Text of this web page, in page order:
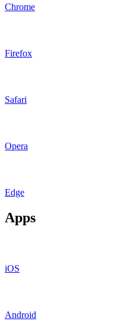
Chrome
Firefox
Safari
Opera
Edge
Apps
iOS
Android